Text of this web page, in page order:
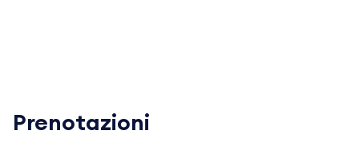
Prenotazioni